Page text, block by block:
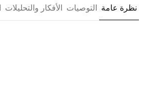
نظرة عامة التوصيات الأفكار والتحليلات